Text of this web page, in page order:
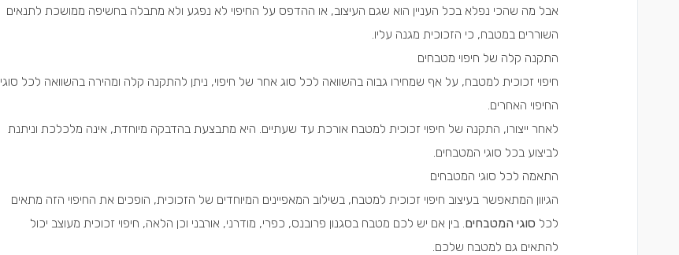
אבל מה שהכי נפלא בכל העניין הוא שגם העיצוב, או ההדפס על החיפוי לא נפגע ולא מתבלה בחשיפה ממושכת לתנאים
השוררים במטבח, כי הזכוכית מגנה עליו.
התקנה קלה של חיפוי מטבחים
חיפוי זכוכית למטבח, על אף שמחירו גבוה בהשוואה לכל סוג אחר של חיפוי, ניתן להתקנה קלה ומהירה בהשוואה לכל סוגי
החיפוי האחרים.
לאחר ייצורו, התקנה של חיפוי זכוכית למטבח אורכת עד שעתיים. היא מתבצעת בהדבקה מיוחדת, אינה מלכלכת וניתנת
לביצוע בכל סוגי המטבחים.
התאמה לכל סוגי המטבחים
הגיוון המתאפשר בעיצוב חיפוי זכוכית למטבח, בשילוב המאפיינים המיוחדים של הזכוכית, הופכים את החיפוי הזה מתאים
לכל סוגי המטבחים. בין אם יש לכם מטבח בסגנון פרובנס, כפרי, מודרני, אורבני וכן הלאה, חיפוי זכוכית מעוצב יכול
להתאים גם למטבח שלכם.